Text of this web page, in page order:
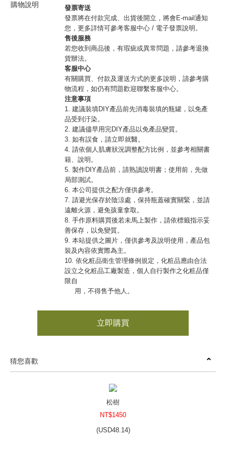
購物說明
發票寄送
發票將在付款完成、出貨後開立，將會E-mail通知
您，更多詳情可參考客服中心 / 電子發票說明。
售後服務
若您收到商品後，有瑕疵或異常問題，請參考退換
貨辦法。
客服中心
有關購買、付款及運送方式的更多說明，請參考購
物流程，如仍有問題歡迎聯繫客服中心。
注意事項
1. 建議裝填DIY產品前先消毒裝填的瓶罐，以免產
品受到汙染。
2. 建議儘早用完DIY產品以免產品變質。
3. 如有誤食，請立即就醫。
4. 請依個人肌膚狀況調整配方比例，並參考相關書
籍、說明。
5. 製作DIY產品前，請熟讀說明書；使用前，先做
局部測試。
6. 本公司提供之配方僅供參考。
7. 請避光保存於陰涼處，保持瓶蓋確實關緊，並請
遠離火源，避免孩童拿取。
8. 手作原料購買後若未馬上製作，請依標籤指示妥
善保存，以免變質。
9. 本站提供之圖片，僅供參考及說明使用，產品包
裝及內容依實際為主。
10. 依化粧品衛生管理條例規定，化粧品應由合法
設立之化粧品工廠製造，個人自行製作之化粧品僅
限自
用，不得售予他人。
立即購買
猜您喜歡
松樹
NT$1450
(USD48.14)